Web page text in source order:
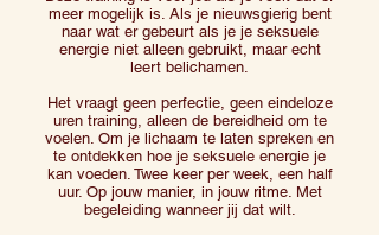
meer mogelijk is. Als je nieuwsgierig bent
naar wat er gebeurt als je je seksuele
energie niet alleen gebruikt, maar echt
leert belichamen.
Het vraagt geen perfectie, geen eindeloze
uren training, alleen de bereidheid om te
voelen. Om je lichaam te laten spreken en
te ontdekken hoe je seksuele energie je
kan voeden. Twee keer per week, een half
uur. Op jouw manier, in jouw ritme. Met
begeleiding wanneer jij dat wilt.